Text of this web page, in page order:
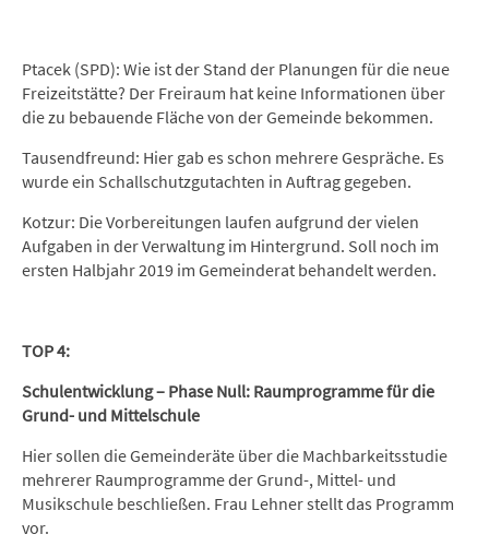
Ptacek (SPD): Wie ist der Stand der Planungen für die neue
Freizeitstätte? Der Freiraum hat keine Informationen über
die zu bebauende Fläche von der Gemeinde bekommen.
Tausendfreund: Hier gab es schon mehrere Gespräche. Es
wurde ein Schallschutzgutachten in Auftrag gegeben.
Kotzur: Die Vorbereitungen laufen aufgrund der vielen
Aufgaben in der Verwaltung im Hintergrund. Soll noch im
ersten Halbjahr 2019 im Gemeinderat behandelt werden.
TOP 4:
Schulentwicklung – Phase Null: Raumprogramme für die
Grund- und Mittelschule
Hier sollen die Gemeinderäte über die Machbarkeitsstudie
mehrerer Raumprogramme der Grund-, Mittel- und
Musikschule beschließen. Frau Lehner stellt das Programm
vor.